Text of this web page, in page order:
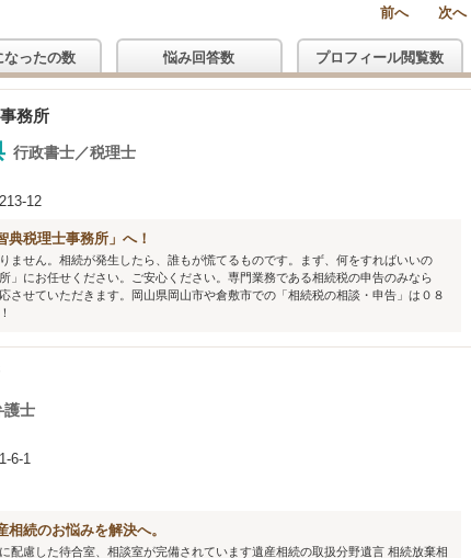
前へ 次へ
なったの数 悩み回答数 プロフィール閲覧数
務所
行政書士／税理士
12
税理士事務所」へ！
ません。相続が発生したら、誰もが慌てるものです。まず、何をすればいいの
にお任せください。ご安心ください。専門業務である相続税の申告のみなら
させていただきます。岡山県岡山市や倉敷市での「相続税の相談・申告」は０８
護士
6-1
続のお悩みを解決へ。
配慮した待合室、相談室が完備されています遺産相続の取扱分野遺言 相続放棄相